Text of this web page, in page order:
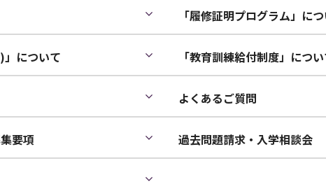
「履修証明プログラム」に
」について 「教育訓練給付制度」につ
よくあるご質問
要項 過去問題請求・入学相談会